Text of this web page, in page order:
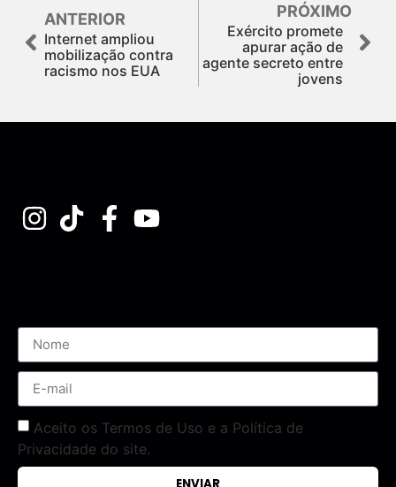
ANTERIOR
Internet ampliou
mobilização contra
racismo nos EUA
PRÓXIMO
Exército promete
apurar ação de
agente secreto entre
jovens
Aceito os Termos de Uso e a Política de
Privacidade do site.